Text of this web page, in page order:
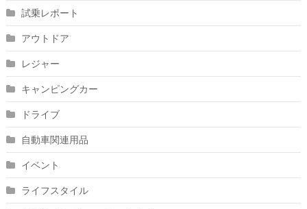
試乗レポート
アウトドア
レジャー
キャンピングカー
ドライブ
自動車関連用品
イベント
ライフスタイル